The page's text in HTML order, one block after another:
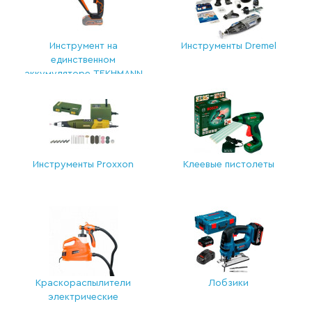
Инструмент на
единственном
аккумуляторе TEKHMANN
Инструменты Dremel
Инструменты Proxxon Клеевые пистолеты
Краскораспылители
электрические
Лобзики